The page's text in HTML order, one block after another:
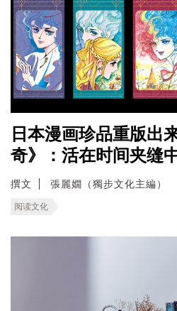
日本漫画珍品重版出
奇》：活在时间夹缝
撰文 張麗嫺（獨步文化主編）
阅读文化